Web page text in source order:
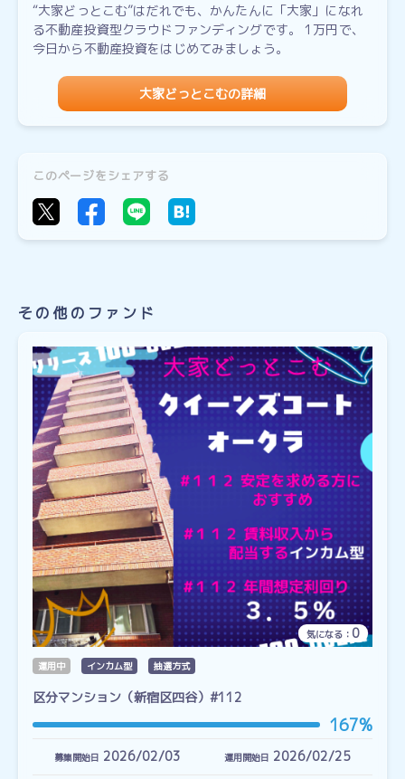
“大家どっとこむ”はだれでも、かんたんに「大家」になれ
る不動産投資型クラウドファンディングです。 1万円で、
今日から不動産投資をはじめてみましょう。
大家どっとこむの詳細
このページをシェアする
その他のファンド
気になる： 0
運用中 インカム型 抽選方式
区分マンション（新宿区四谷）#112
167%
募集開始日 2026/02/03 運用開始日 2026/02/25